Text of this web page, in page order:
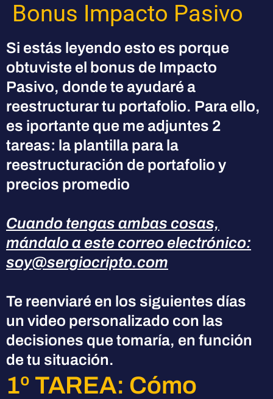
contenido
Bonus Impacto Pasivo
Si estás leyendo esto es porque
obtuviste el bonus de Impacto
Pasivo, donde te ayudaré a
reestructurar tu portafolio. Para ello,
es iportante que me adjuntes 2
tareas: la plantilla para la
reestructuración de portafolio y
precios promedio
Cuando tengas ambas cosas,
mándalo a este correo electrónico:
soy@sergiocripto.com
Te reenviaré en los siguientes días
un video personalizado con las
decisiones que tomaría, en función
de tu situación.
1º TAREA: Cómo